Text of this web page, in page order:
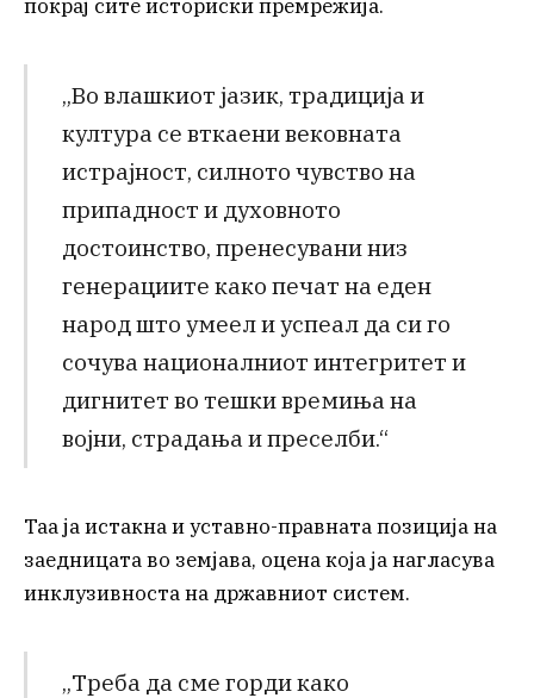
покрај сите историски премрежија.
„Во влашкиот јазик, традиција и
култура се вткаени вековната
истрајност, силното чувство на
припадност и духовното
достоинство, пренесувани низ
генерациите како печат на еден
народ што умеел и успеал да си го
сочува националниот интегритет и
дигнитет во тешки времиња на
војни, страдања и преселби.“
Таа ја истакна и уставно-правната позиција на
заедницата во земјава, оцена која ја нагласува
инклузивноста на државниот систем.
„Треба да сме горди како